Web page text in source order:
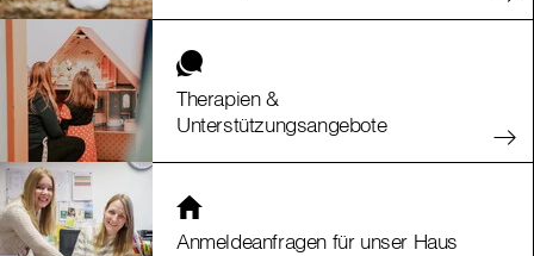
Therapien &
Unterstützungsangebote
Anmeldeanfragen für unser Haus